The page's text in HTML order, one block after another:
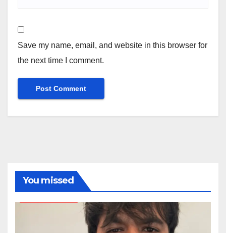
Save my name, email, and website in this browser for
the next time I comment.
You missed